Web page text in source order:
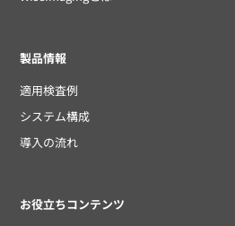
製品情報
適用検査例
システム構成
導入の流れ
お役立ちコンテンツ